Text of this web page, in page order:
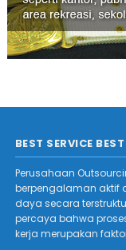
BEST SERVICE
Perusahaan
berpengalaman aktif
daya secara
percaya bahwa
kerja merupakan